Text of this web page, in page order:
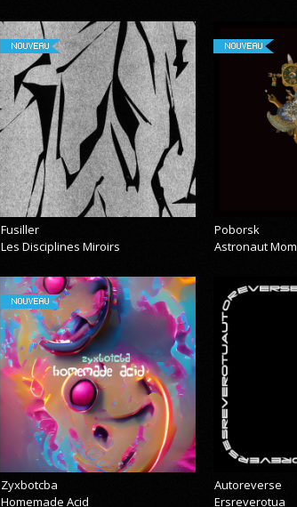
NOUVEAU
Fusiller
Les Disciplines Miroirs
NOUVEAU
Poborsk
Astronaut Mom
NOUVEAU
Zyxbotcba
Homemade Acid
Autoreverse
Ersreverotua